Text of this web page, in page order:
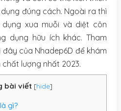
đúng cách. Ngoài ra thì
xua muỗi và diệt côn
dụng hữu ích khác. Tham
của Nhadep6D để khám
lượng nhất 2023.
bài viết [hide]
gì?